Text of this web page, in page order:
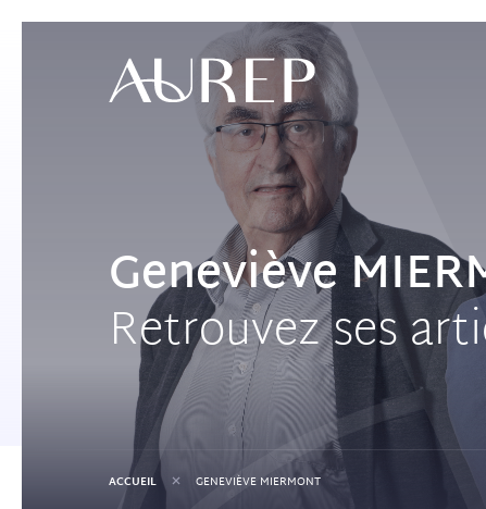
Geneviève
Retrouvez ses
ACCUEIL + GENEVIÈVE MIERMONT